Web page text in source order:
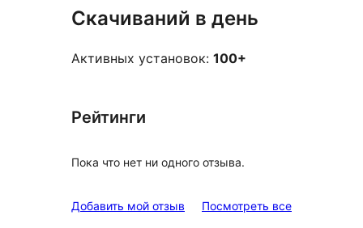
Скачиваний в день
Активных установок: 100+
Рейтинги
Пока что нет ни одного отзыва.
Добавить мой отзыв Посмотреть всеотзывы